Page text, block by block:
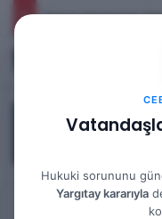
Hukuki sorununu
Yargıtay kararıyla
Bilgi Bankası